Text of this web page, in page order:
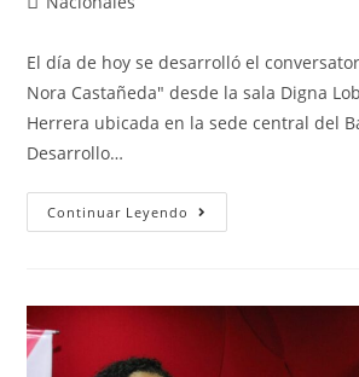
El día de hoy se desarrolló el
Nora Castañeda" desde la sala Digna
Herrera ubicada en la sede central del
Desarrollo…
Continuar Leyendo